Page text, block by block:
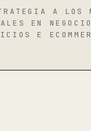
A LOS
EN
E